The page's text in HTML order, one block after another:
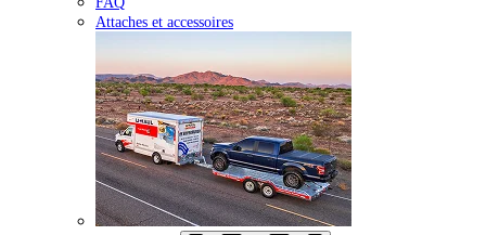
Attaches et accessoires